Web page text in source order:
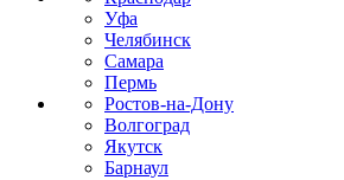
Уфа
Челябинск
Самара
Пермь
Ростов-на-Дону
Волгоград
Якутск
Барнаул